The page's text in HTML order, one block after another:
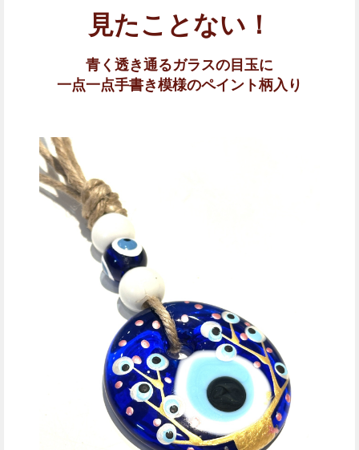
見たことない！
青く透き通るガラスの目玉に
一点一点手書き模様のペイント柄入り